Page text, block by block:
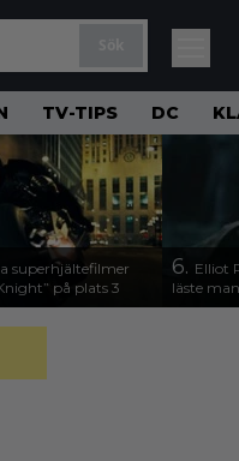
TV-TIPS DC
superhjältefilmer
på plats 3
6. Elliot
läste